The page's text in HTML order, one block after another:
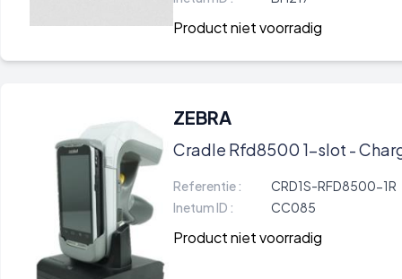
Product niet voorradig
ZEBRA
Cradle Rfd8500 1-slot -
Referentie :
CRD1S-RFD8500-1R
Inetum ID :
CC085
Product niet voorradig